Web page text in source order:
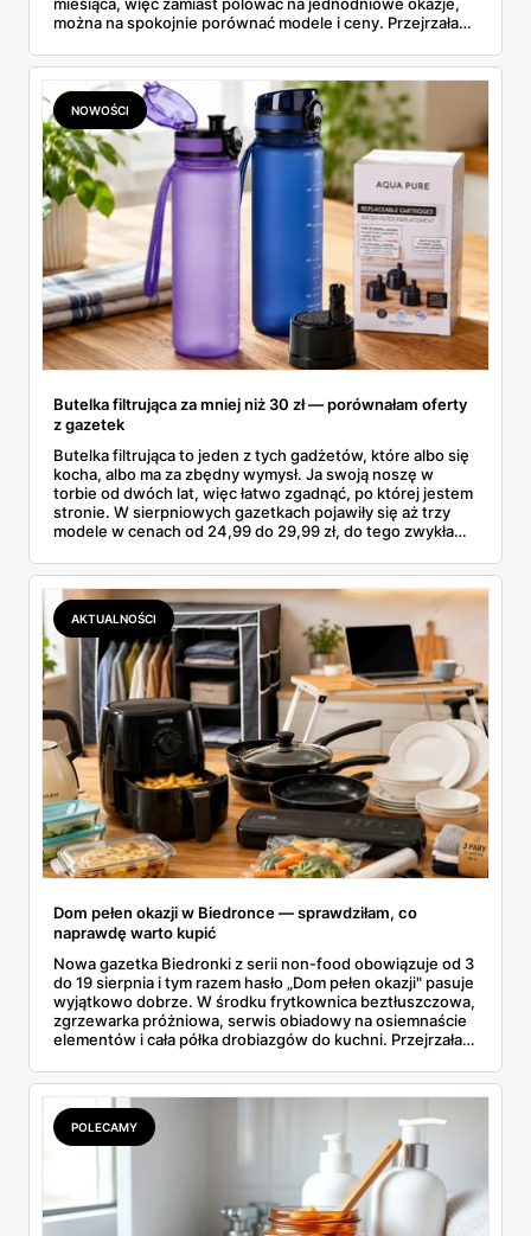
można na spokojnie porównać modele i ceny. Przejrzałam
znalazłam, z cenami i terminami.
NOWOŚCI
Butelka filtrująca za mniej niż 30 zł — porównałam oferty
z gazetek
Butelka filtrująca to jeden z tych gadżetów, które albo się
kocha, albo ma za zbędny wymysł. Ja swoją noszę w
torbie od dwóch lat, więc łatwo zgadnąć, po której jestem
stronie. W sierpniowych gazetkach pojawiły się aż trzy
modele w cenach od 24,99 do 29,99 zł, do tego zwykła
wszystkie oferty i policzyłam, kiedy taki zakup faktycznie
się opłaca.
AKTUALNOŚCI
Dom pełen okazji w Biedronce — sprawdziłam, co
naprawdę warto kupić
Nowa gazetka Biedronki z serii non-food obowiązuje od 3
do 19 sierpnia i tym razem hasło „Dom pełen okazji" pasuje
wyjątkowo dobrze. W środku frytkownica beztłuszczowa,
zgrzewarka próżniowa, serwis obiadowy na osiemnaście
elementów i cała półka drobiazgów do kuchni. Przejrzałam
się przy półce z samego rana.
POLECAMY